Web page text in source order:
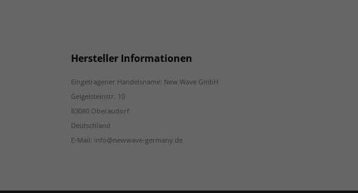
Hersteller Informationen
Eingetragener Handelsname: New Wave GmbH
Geigelsteinstr. 10
83080 Oberaudorf
Deutschland
E-Mail: info@newwave-germany.de